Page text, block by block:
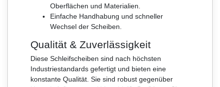
Oberflächen und Materialien.
Einfache Handhabung und schneller
Wechsel der Scheiben.
Qualität & Zuverlässigkeit
Diese Schleifscheiben sind nach höchsten
Industriestandards gefertigt und bieten eine
konstante Qualität. Sie sind robust gegenüber